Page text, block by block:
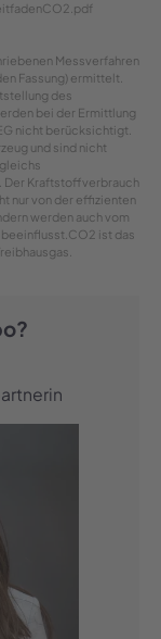
Messverfahren
Fassung) ermittelt.
des
bei der Ermittlung
nicht berücksichtigt.
und sind nicht
Der Kraftstoffverbrauch
nur von der effizienten
werden auch vom
ist das